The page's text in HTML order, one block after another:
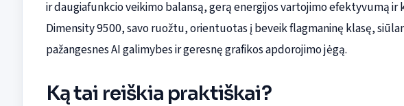
ir daugiafunkcio veikimo balansą, gerą energijos vartojimo efektyvumą ir
Dimensity 9500, savo ruožtu, orientuotas į beveik flagmaninę klasę,
pažangesnes AI galimybes ir geresnę grafikos apdorojimo jėgą.
Ką tai reiškia praktiškai?